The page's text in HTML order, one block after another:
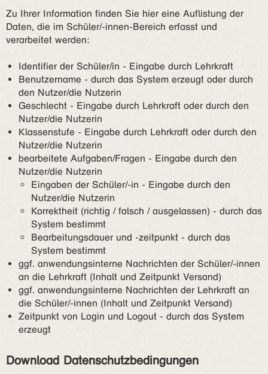
Zu Ihrer Information finden Sie hier eine Auflistung der
Daten, die im Schüler/-innen-Bereich erfasst und
verarbeitet werden:
Identifier der Schüler/in - Eingabe durch Lehrkraft
Benutzername - durch das System erzeugt oder durch
den Nutzer/die Nutzerin
Geschlecht - Eingabe durch Lehrkraft oder durch den
Nutzer/die Nutzerin
Klassenstufe - Eingabe durch Lehrkraft oder durch den
Nutzer/die Nutzerin
bearbeitete Aufgaben/Fragen - Eingabe durch den
Nutzer/die Nutzerin
Eingaben der Schüler/-in - Eingabe durch den
Nutzer/die Nutzerin
Korrektheit (richtig / falsch / ausgelassen) - durch das
System bestimmt
Bearbeitungsdauer und -zeitpunkt - durch das
System bestimmt
ggf. anwendungsinterne Nachrichten der Schüler/-innen
an die Lehrkraft (Inhalt und Zeitpunkt Versand)
ggf. anwendungsinterne Nachrichten der Lehrkraft an
die Schüler/-innen (Inhalt und Zeitpunkt Versand)
Zeitpunkt von Login und Logout - durch das System
erzeugt
Download Datenschutzbedingungen